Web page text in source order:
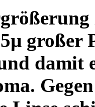
großer
damit